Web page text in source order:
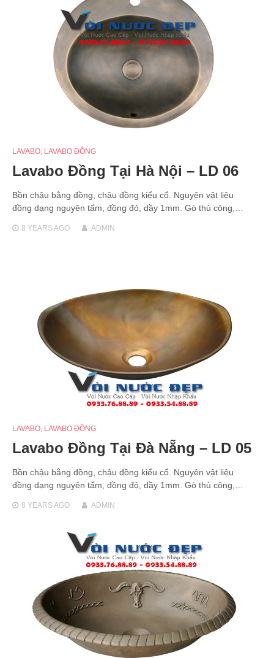
LAVABO, LAVABO ĐỒNG
Lavabo Đồng Tại Hà Nội – LD 06
Bồn chậu bằng đồng, chậu đồng kiểu cổ. Nguyên vật liệu
đồng dạng nguyên tấm, đồng đỏ, dầy 1mm. Gò thủ công,…
8 YEARSAGO ADMIN
LAVABO, LAVABO ĐỒNG
Lavabo Đồng Tại Đà Nẵng – LD 05
Bồn chậu bằng đồng, chậu đồng kiểu cổ. Nguyên vật liệu
đồng dạng nguyên tấm, đồng đỏ, dầy 1mm. Gò thủ công,…
8 YEARSAGO ADMIN